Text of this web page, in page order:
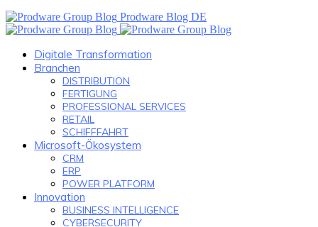
Prodware Blog DE
Digitale Transformation
Branchen
DISTRIBUTION
FERTIGUNG
PROFESSIONAL SERVICES
RETAIL
SCHIFFFAHRT
Microsoft-Ökosystem
CRM
ERP
POWER PLATFORM
Innovation
BUSINESS INTELLIGENCE
CYBERSECURITY